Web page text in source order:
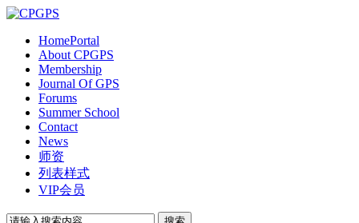
HomePortal
About CPGPS
Membership
Journal Of GPS
Forums
Summer School
Contact
News
师资
列表样式
VIP会员